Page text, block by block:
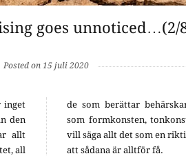
goes unnoticed…(2/
Posted on 15 juli 2020
inget
den
allt
all
de som berättar
som formkonsten,
vill säga allt det som en
att sådana är alltför få.